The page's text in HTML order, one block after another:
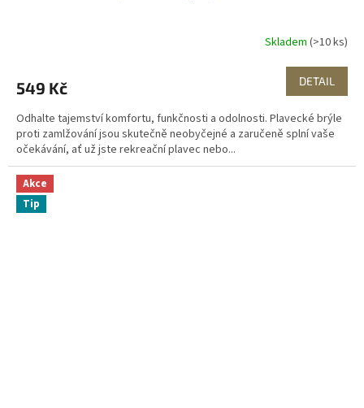
Skladem (>10 ks)
549 Kč DETAIL
Odhalte tajemství komfortu, funkčnosti a odolnosti. Plavecké brýle
proti zamlžování jsou skutečně neobyčejné a zaručeně splní vaše
očekávání, ať už jste rekreační plavec nebo...
Akce
Tip